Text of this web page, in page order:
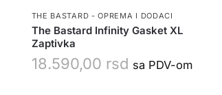
THE BASTARD - OPREMA I DODACI
The Bastard Infinity Gasket XL
Zaptivka
18.590,00 rsd sa PDV-om